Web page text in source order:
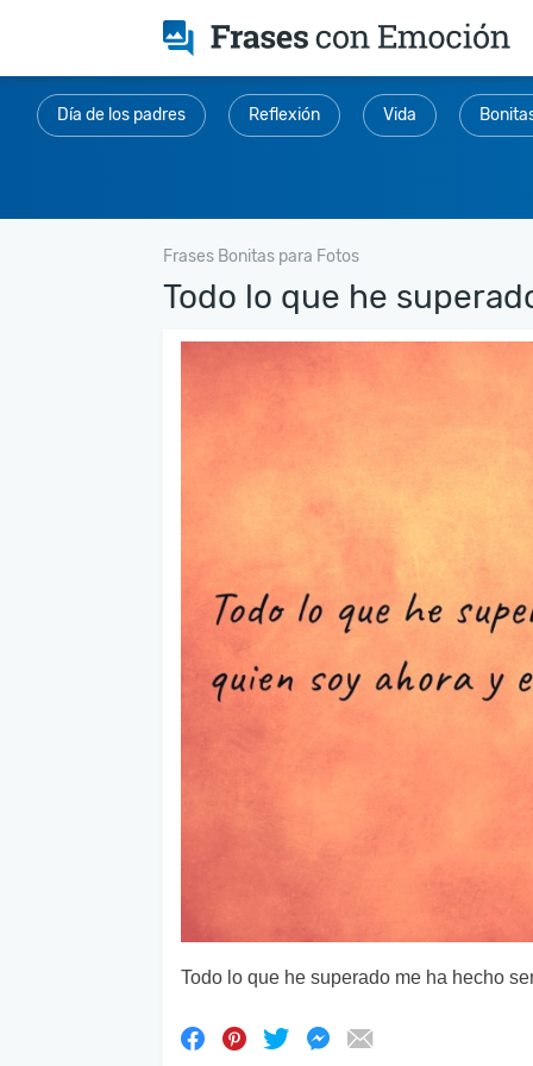
Día de los padres Reflexión Vida
Frases Bonitas para Fotos
Todo lo que he
Todo lo que he superado me ha hecho